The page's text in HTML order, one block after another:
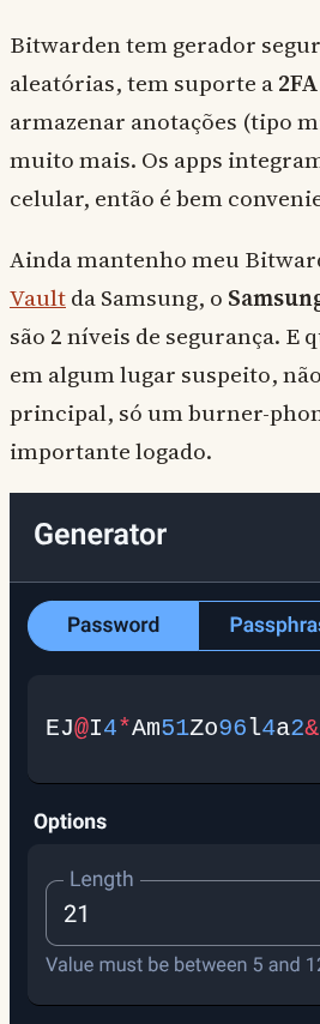
Bitwarden tem gerador
aleatórias, tem suporte a
armazenar anotações (tipo
muito mais. Os apps
celular, então é bem
Ainda mantenho meu
Vaultda Samsung, o
são 2 níveis de segurança. E
em algum lugar suspeito,
principal, só um burner-
importante logado.